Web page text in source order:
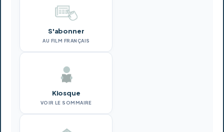
S'abonner
AU FILM FRANÇAIS
Kiosque
VOIR LE SOMMAIRE